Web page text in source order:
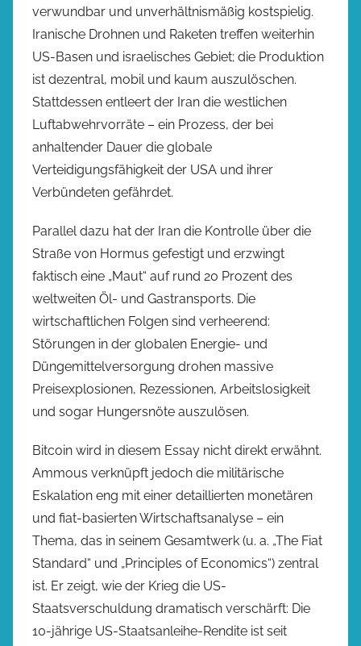
verwundbar und unverhältnismäßig kostspielig.
Iranische Drohnen und Raketen treffen weiterhin
US-Basen und israelisches Gebiet; die Produktion
ist dezentral, mobil und kaum auszulöschen.
Stattdessen entleert der Iran die westlichen
Luftabwehrvorräte – ein Prozess, der bei
anhaltender Dauer die globale
Verteidigungsfähigkeit der USA und ihrer
Verbündeten gefährdet.
Parallel dazu hat der Iran die Kontrolle über die
Straße von Hormus gefestigt und erzwingt
faktisch eine „Maut“ auf rund 20 Prozent des
weltweiten Öl- und Gastransports. Die
wirtschaftlichen Folgen sind verheerend:
Störungen in der globalen Energie- und
Düngemittelversorgung drohen massive
Preisexplosionen, Rezessionen, Arbeitslosigkeit
und sogar Hungersnöte auszulösen.
Bitcoin wird in diesem Essay nicht direkt erwähnt.
Ammous verknüpft jedoch die militärische
Eskalation eng mit einer detaillierten monetären
und fiat-basierten Wirtschaftsanalyse – ein
Thema, das in seinem Gesamtwerk (u. a. „The Fiat
Standard“ und „Principles of Economics“) zentral
ist. Er zeigt, wie der Krieg die US-
Staatsverschuldung dramatisch verschärft: Die
10-jährige US-Staatsanleihe-Rendite ist seit